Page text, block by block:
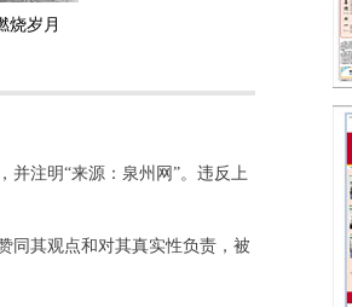
烧岁月
注明“来源：泉州网”。违反上
同其观点和对其真实性负责，被